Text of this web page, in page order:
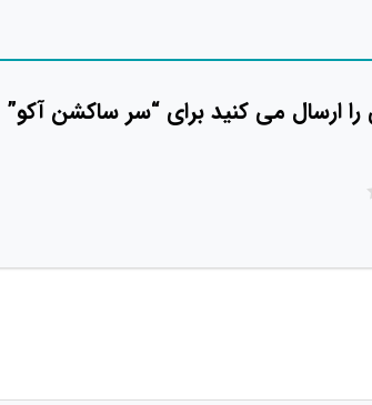
ارسال می کنید برای “سر ساکشن آکو”